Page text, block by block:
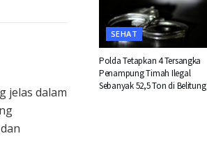
jelas dalam
SEHAT
Polda Tetapkan 4 Tersangka
Penampung Timah Ilegal
Sebanyak 52,5 Ton di Belitung